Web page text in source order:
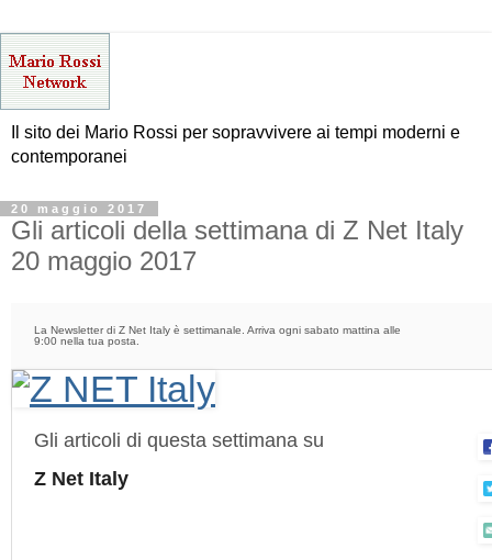
Il sito dei Mario Rossi per sopravvivere ai tempi moderni e
contemporanei
20 maggio 2017
Gli articoli della settimana di Z Net Italy
20 maggio 2017
La Newsletter di Z Net Italy è settimanale. Arriva ogni sabato mattina alle
9:00 nella tua posta.
Gli articoli di questa settimana su
Z Net Italy